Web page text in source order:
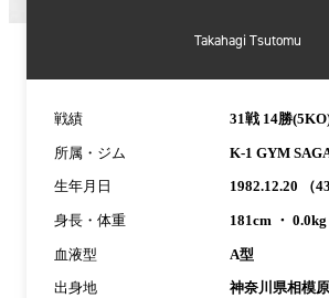
Takahagi Tsutomu
戦績 31戦 14勝
所属・ジム K-1 GYM
生年月日 1982.12.20 （43
身長・体重 181cm ・ 0.0kg
血液型 A型
出身地 神奈川県相模